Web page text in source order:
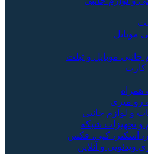
موبایل
جانبی موبایل و تبلت
همراه
رو میزی
و لوازم جانبی
و تجهیزات شبکه
اسکنر، کپی، فکس
ویدئویی و آنلاین